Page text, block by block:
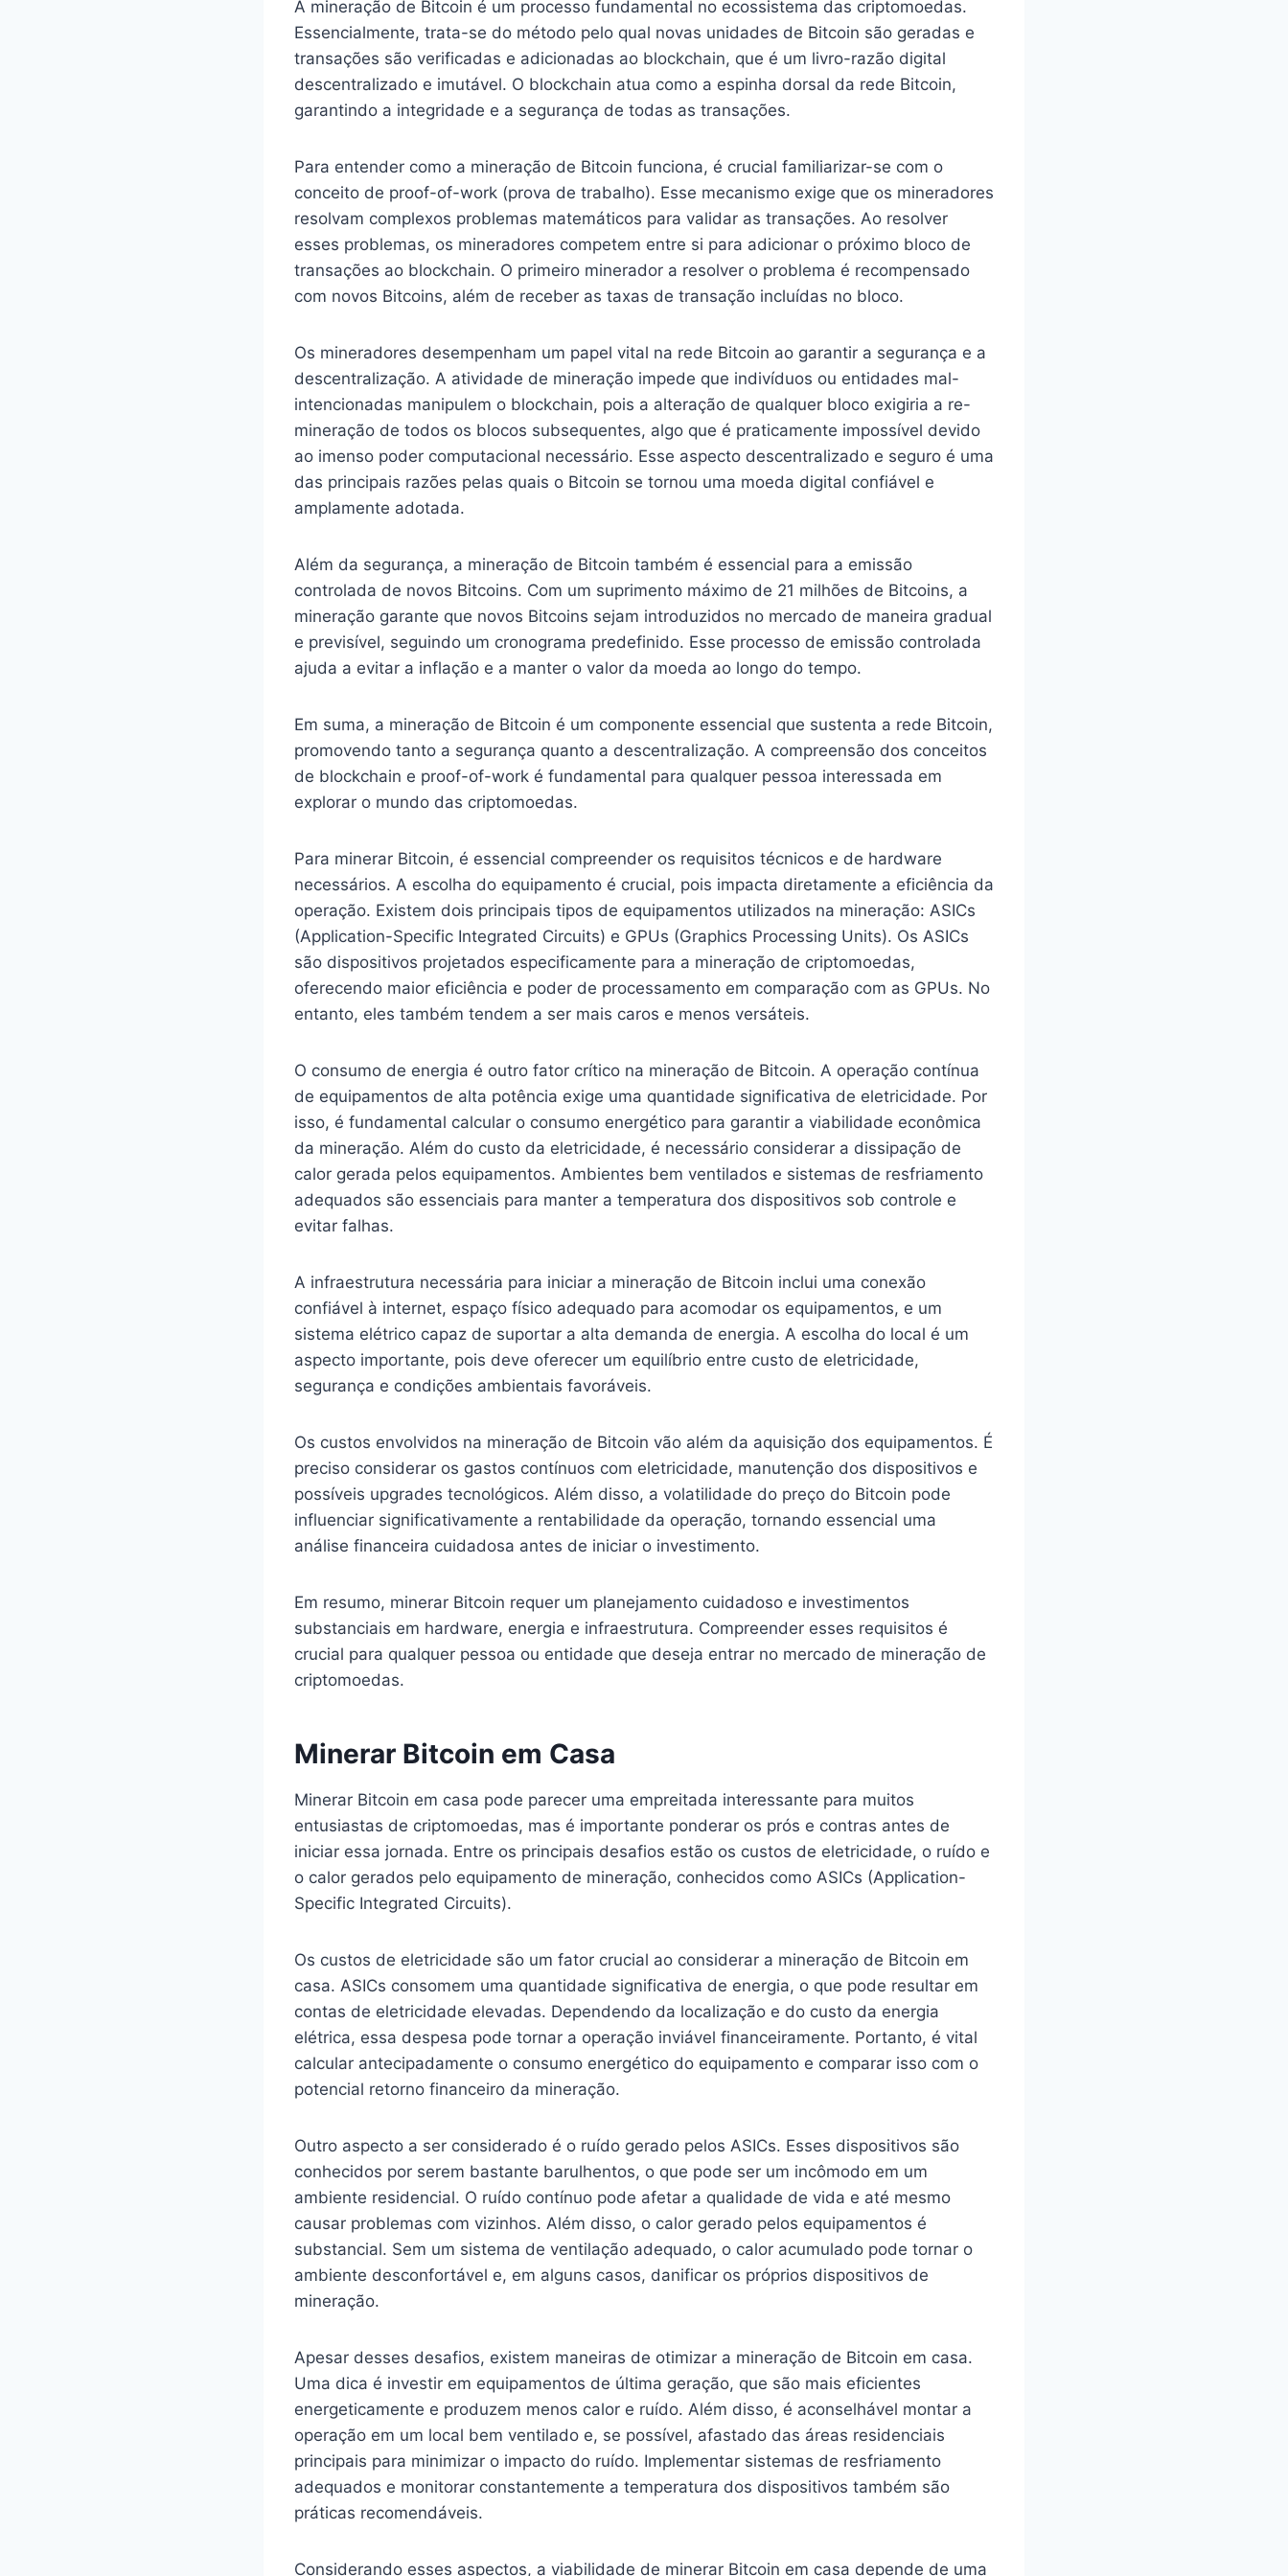
A mineração de Bitcoin é um processo fundamental no ecossistema das criptomoedas.
Essencialmente, trata-se do método pelo qual novas unidades de Bitcoin são geradas e
transações são verificadas e adicionadas ao blockchain, que é um livro-razão digital
descentralizado e imutável. O blockchain atua como a espinha dorsal da rede Bitcoin,
garantindo a integridade e a segurança de todas as transações.
Para entender como a mineração de Bitcoin funciona, é crucial familiarizar-se com o
conceito de proof-of-work (prova de trabalho). Esse mecanismo exige que os mineradores
resolvam complexos problemas matemáticos para validar as transações. Ao resolver
esses problemas, os mineradores competem entre si para adicionar o próximo bloco de
transações ao blockchain. O primeiro minerador a resolver o problema é recompensado
com novos Bitcoins, além de receber as taxas de transação incluídas no bloco.
Os mineradores desempenham um papel vital na rede Bitcoin ao garantir a segurança e a
descentralização. A atividade de mineração impede que indivíduos ou entidades mal-
intencionadas manipulem o blockchain, pois a alteração de qualquer bloco exigiria a re-
mineração de todos os blocos subsequentes, algo que é praticamente impossível devido
ao imenso poder computacional necessário. Esse aspecto descentralizado e seguro é uma
das principais razões pelas quais o Bitcoin se tornou uma moeda digital confiável e
amplamente adotada.
Além da segurança, a mineração de Bitcoin também é essencial para a emissão
controlada de novos Bitcoins. Com um suprimento máximo de 21 milhões de Bitcoins, a
mineração garante que novos Bitcoins sejam introduzidos no mercado de maneira gradual
e previsível, seguindo um cronograma predefinido. Esse processo de emissão controlada
ajuda a evitar a inflação e a manter o valor da moeda ao longo do tempo.
Em suma, a mineração de Bitcoin é um componente essencial que sustenta a rede Bitcoin,
promovendo tanto a segurança quanto a descentralização. A compreensão dos conceitos
de blockchain e proof-of-work é fundamental para qualquer pessoa interessada em
explorar o mundo das criptomoedas.
Para minerar Bitcoin, é essencial compreender os requisitos técnicos e de hardware
necessários. A escolha do equipamento é crucial, pois impacta diretamente a eficiência da
operação. Existem dois principais tipos de equipamentos utilizados na mineração: ASICs
(Application-Specific Integrated Circuits) e GPUs (Graphics Processing Units). Os ASICs
são dispositivos projetados especificamente para a mineração de criptomoedas,
oferecendo maior eficiência e poder de processamento em comparação com as GPUs. No
entanto, eles também tendem a ser mais caros e menos versáteis.
O consumo de energia é outro fator crítico na mineração de Bitcoin. A operação contínua
de equipamentos de alta potência exige uma quantidade significativa de eletricidade. Por
isso, é fundamental calcular o consumo energético para garantir a viabilidade econômica
da mineração. Além do custo da eletricidade, é necessário considerar a dissipação de
calor gerada pelos equipamentos. Ambientes bem ventilados e sistemas de resfriamento
adequados são essenciais para manter a temperatura dos dispositivos sob controle e
evitar falhas.
A infraestrutura necessária para iniciar a mineração de Bitcoin inclui uma conexão
confiável à internet, espaço físico adequado para acomodar os equipamentos, e um
sistema elétrico capaz de suportar a alta demanda de energia. A escolha do local é um
aspecto importante, pois deve oferecer um equilíbrio entre custo de eletricidade,
segurança e condições ambientais favoráveis.
Os custos envolvidos na mineração de Bitcoin vão além da aquisição dos equipamentos. É
preciso considerar os gastos contínuos com eletricidade, manutenção dos dispositivos e
possíveis upgrades tecnológicos. Além disso, a volatilidade do preço do Bitcoin pode
influenciar significativamente a rentabilidade da operação, tornando essencial uma
análise financeira cuidadosa antes de iniciar o investimento.
Em resumo, minerar Bitcoin requer um planejamento cuidadoso e investimentos
substanciais em hardware, energia e infraestrutura. Compreender esses requisitos é
crucial para qualquer pessoa ou entidade que deseja entrar no mercado de mineração de
criptomoedas.
Minerar Bitcoin em Casa
Minerar Bitcoin em casa pode parecer uma empreitada interessante para muitos
entusiastas de criptomoedas, mas é importante ponderar os prós e contras antes de
iniciar essa jornada. Entre os principais desafios estão os custos de eletricidade, o ruído e
o calor gerados pelo equipamento de mineração, conhecidos como ASICs (Application-
Specific Integrated Circuits).
Os custos de eletricidade são um fator crucial ao considerar a mineração de Bitcoin em
casa. ASICs consomem uma quantidade significativa de energia, o que pode resultar em
contas de eletricidade elevadas. Dependendo da localização e do custo da energia
elétrica, essa despesa pode tornar a operação inviável financeiramente. Portanto, é vital
calcular antecipadamente o consumo energético do equipamento e comparar isso com o
potencial retorno financeiro da mineração.
Outro aspecto a ser considerado é o ruído gerado pelos ASICs. Esses dispositivos são
conhecidos por serem bastante barulhentos, o que pode ser um incômodo em um
ambiente residencial. O ruído contínuo pode afetar a qualidade de vida e até mesmo
causar problemas com vizinhos. Além disso, o calor gerado pelos equipamentos é
substancial. Sem um sistema de ventilação adequado, o calor acumulado pode tornar o
ambiente desconfortável e, em alguns casos, danificar os próprios dispositivos de
mineração.
Apesar desses desafios, existem maneiras de otimizar a mineração de Bitcoin em casa.
Uma dica é investir em equipamentos de última geração, que são mais eficientes
energeticamente e produzem menos calor e ruído. Além disso, é aconselhável montar a
operação em um local bem ventilado e, se possível, afastado das áreas residenciais
principais para minimizar o impacto do ruído. Implementar sistemas de resfriamento
adequados e monitorar constantemente a temperatura dos dispositivos também são
práticas recomendáveis.
Considerando esses aspectos, a viabilidade de minerar Bitcoin em casa depende de uma